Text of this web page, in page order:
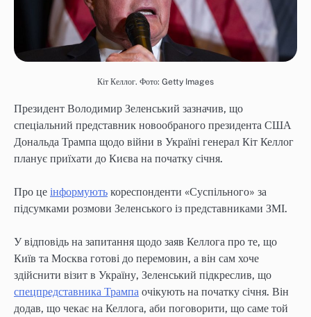
Кіт Келлог. Фото: Getty Images
Президент Володимир Зеленський зазначив, що
спеціальний представник новообраного президента США
Дональда Трампа щодо війни в Україні генерал Кіт Келлог
планує приїхати до Києва на початку січня.
Про це інформують кореспонденти «Суспільного» за
підсумками розмови Зеленського із представниками ЗМІ.
У відповідь на запитання щодо заяв Келлога про те, що
Київ та Москва готові до перемовин, а він сам хоче
здійснити візит в Україну, Зеленський підкреслив, що
спецпредставника Трампа очікують на початку січня. Він
додав, що чекає на Келлога, аби поговорити, що саме той